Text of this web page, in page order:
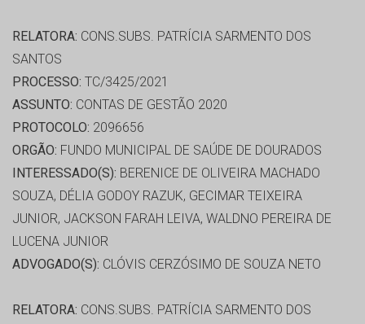
RELATORA: CONS.SUBS. PATRÍCIA SARMENTO DOS
SANTOS
PROCESSO: TC/3425/2021
ASSUNTO: CONTAS DE GESTÃO 2020
PROTOCOLO: 2096656
ORGÃO: FUNDO MUNICIPAL DE SAÚDE DE DOURADOS
INTERESSADO(S): BERENICE DE OLIVEIRA MACHADO
SOUZA, DÉLIA GODOY RAZUK, GECIMAR TEIXEIRA
JUNIOR, JACKSON FARAH LEIVA, WALDNO PEREIRA DE
LUCENA JUNIOR
ADVOGADO(S): CLÓVIS CERZÓSIMO DE SOUZA NETO
RELATORA: CONS.SUBS. PATRÍCIA SARMENTO DOS